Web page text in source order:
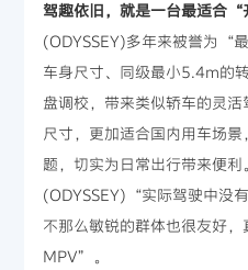
驾趣依旧，就是一台最适合“
(ODYSSEY)多年来被誉为“
车身尺寸、同级最小5.4m的
盘调校，带来类似轿车的灵
尺寸，更加适合国内用车场
题，切实为日常出行带来便
(ODYSSEY)“实际驾驶中没
不那么敏锐的群体也很友好
MPV”。